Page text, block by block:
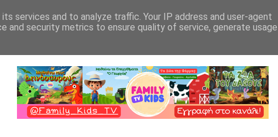
Επικοινωνία
Ο Σύλλογος Γυναικών Αστακού σας καλεί στην Έκθεση
services and to analyze traffic. Your IP address and user-agent
and security metrics to ensure quality of service, generate usage